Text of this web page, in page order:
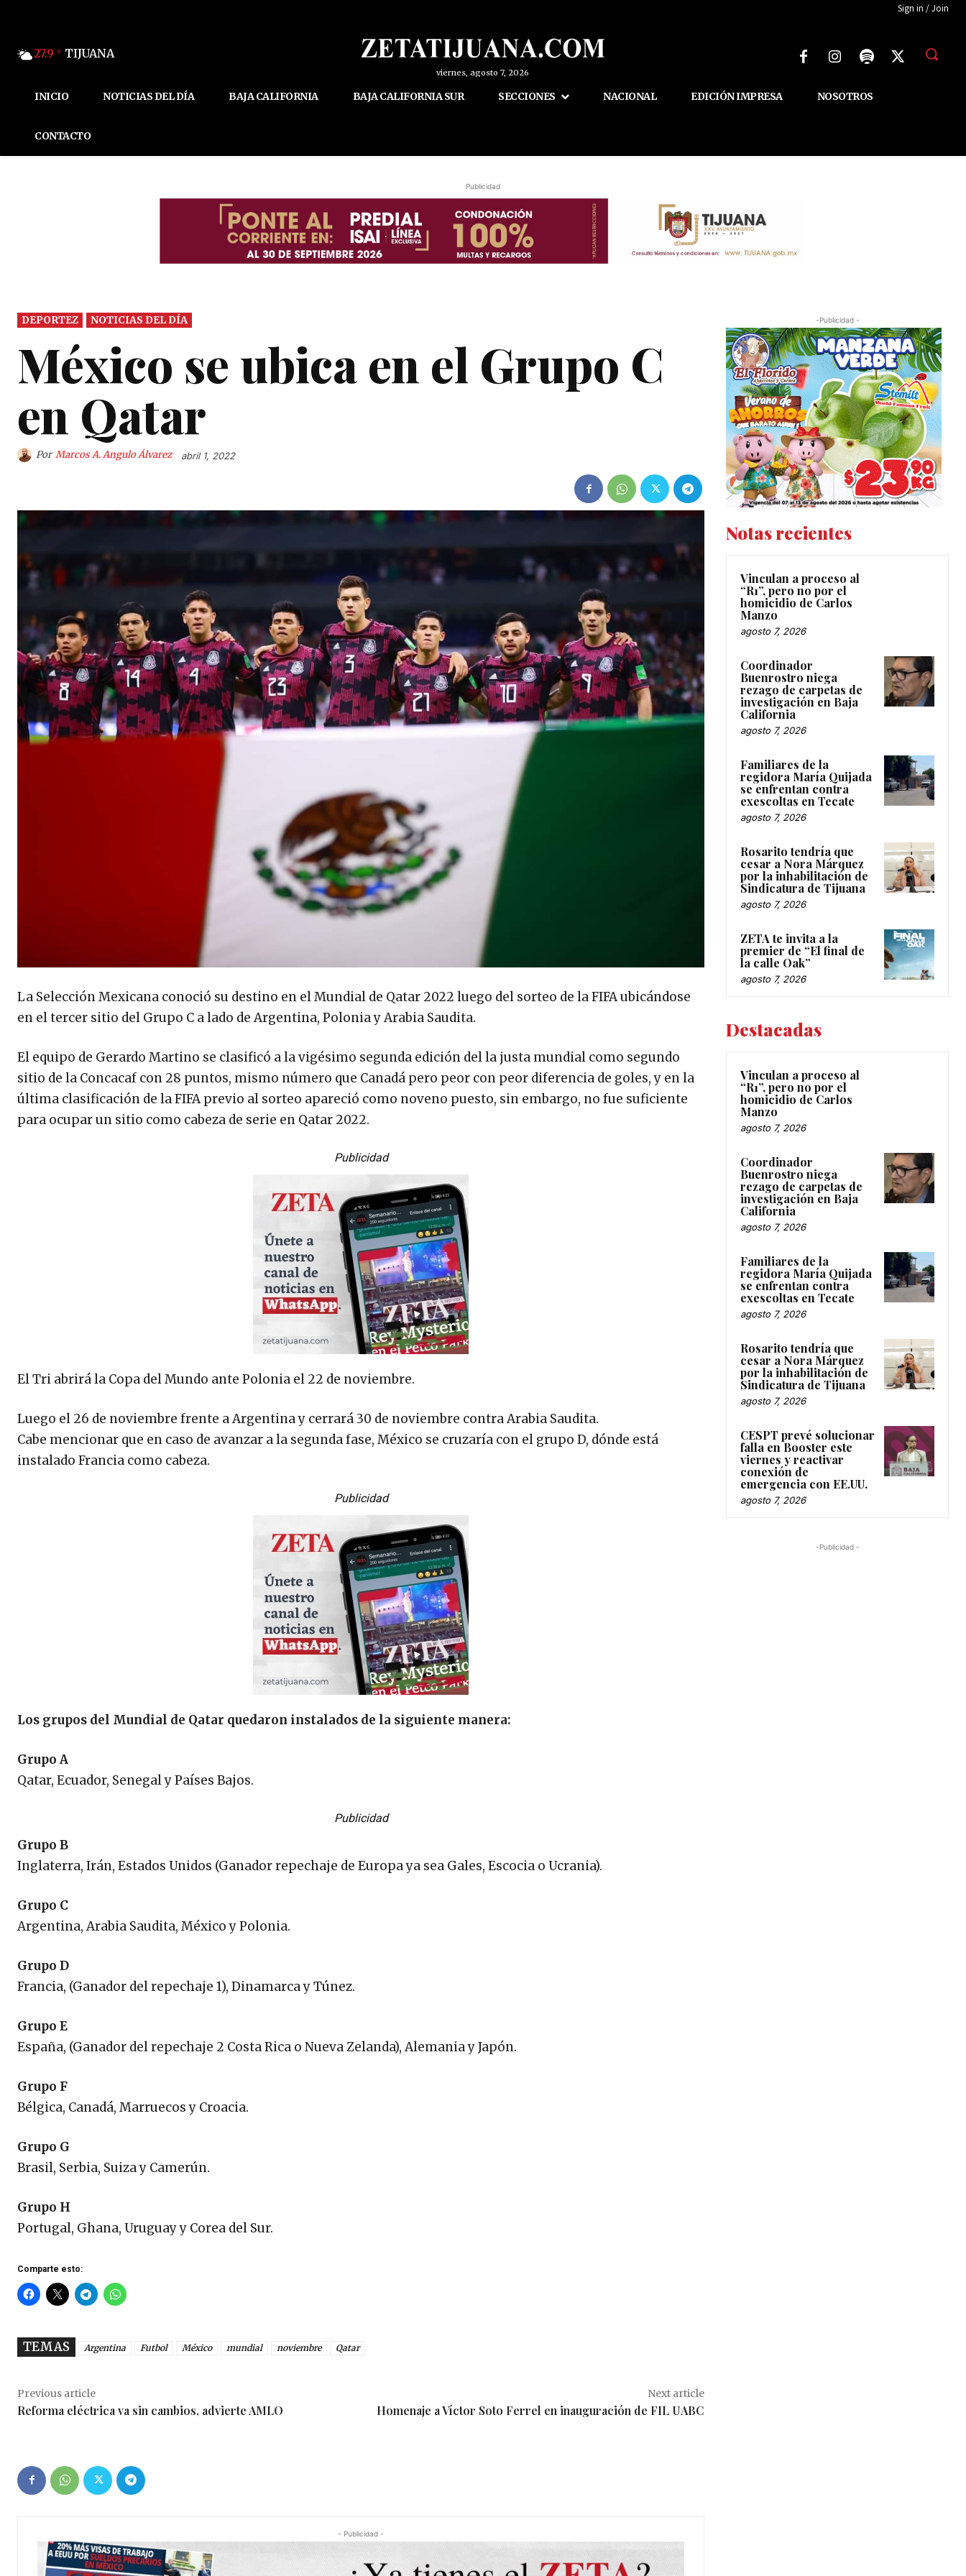
Sign in / Join
27.9 C TIJUANA
viernes, agosto 7, 2026
INICIO NOTICIAS DEL DÍA BAJA CALIFORNIA BAJA CALIFORNIA SUR SECCIONES NACIONAL EDICIÓN IMPRESA NOSOTROS
CONTACTO
Publicidad
DEPORTEZ NOTICIAS DEL DÍA
México se ubica en el Grupo C
en Qatar
Por Marcos A. Angulo Álvarez abril 1, 2022
La Selección Mexicana conoció su destino en el Mundial de Qatar 2022 luego del sorteo de la FIFA ubicándose
en el tercer sitio del Grupo C a lado de Argentina, Polonia y Arabia Saudita.
El equipo de Gerardo Martino se clasificó a la vigésimo segunda edición del la justa mundial como segundo
sitio de la Concacaf con 28 puntos, mismo número que Canadá pero peor con peor diferencia de goles, y en la
última clasificación de la FIFA previo al sorteo apareció como noveno puesto, sin embargo, no fue suficiente
para ocupar un sitio como cabeza de serie en Qatar 2022.
Publicidad
El Tri abrirá la Copa del Mundo ante Polonia el 22 de noviembre.
Luego el 26 de noviembre frente a Argentina y cerrará 30 de noviembre contra Arabia Saudita.
Cabe mencionar que en caso de avanzar a la segunda fase, México se cruzaría con el grupo D, dónde está
instalado Francia como cabeza.
Publicidad
Los grupos del Mundial de Qatar quedaron instalados de la siguiente manera:
Grupo A
Qatar, Ecuador, Senegal y Países Bajos.
Publicidad
Grupo B
Inglaterra, Irán, Estados Unidos (Ganador repechaje de Europa ya sea Gales, Escocia o Ucrania).
Grupo C
Argentina, Arabia Saudita, México y Polonia.
Grupo D
Francia, (Ganador del repechaje 1), Dinamarca y Túnez.
Grupo E
España, (Ganador del repechaje 2 Costa Rica o Nueva Zelanda), Alemania y Japón.
Grupo F
Bélgica, Canadá, Marruecos y Croacia.
Grupo G
Brasil, Serbia, Suiza y Camerún.
Grupo H
Portugal, Ghana, Uruguay y Corea del Sur.
Comparte esto:
TEMAS Argentina Futbol México mundial noviembre Qatar
Previous article
Reforma eléctrica va sin cambios, advierte AMLO
Next article
Homenaje a Víctor Soto Ferrel en inauguración de FIL UABC
- Publicidad -
-Publicidad -
Notas recientes
Vinculan a proceso al
“R1”, pero no por el
homicidio de Carlos
Manzo
agosto 7, 2026
Coordinador
Buenrostro niega
rezago de carpetas de
investigación en Baja
California
agosto 7, 2026
Familiares de la
regidora María Quijada
se enfrentan contra
exescoltas en Tecate
agosto 7, 2026
Rosarito tendría que
cesar a Nora Márquez
por la inhabilitación de
Sindicatura de Tijuana
agosto 7, 2026
ZETA te invita a la
premier de “El final de
la calle Oak”
agosto 7, 2026
Destacadas
Vinculan a proceso al
“R1”, pero no por el
homicidio de Carlos
Manzo
agosto 7, 2026
Coordinador
Buenrostro niega
rezago de carpetas de
investigación en Baja
California
agosto 7, 2026
Familiares de la
regidora María Quijada
se enfrentan contra
exescoltas en Tecate
agosto 7, 2026
Rosarito tendría que
cesar a Nora Márquez
por la inhabilitación de
Sindicatura de Tijuana
agosto 7, 2026
CESPT prevé solucionar
falla en Booster este
viernes y reactivar
conexión de
emergencia con EE.UU.
agosto 7, 2026
-Publicidad -